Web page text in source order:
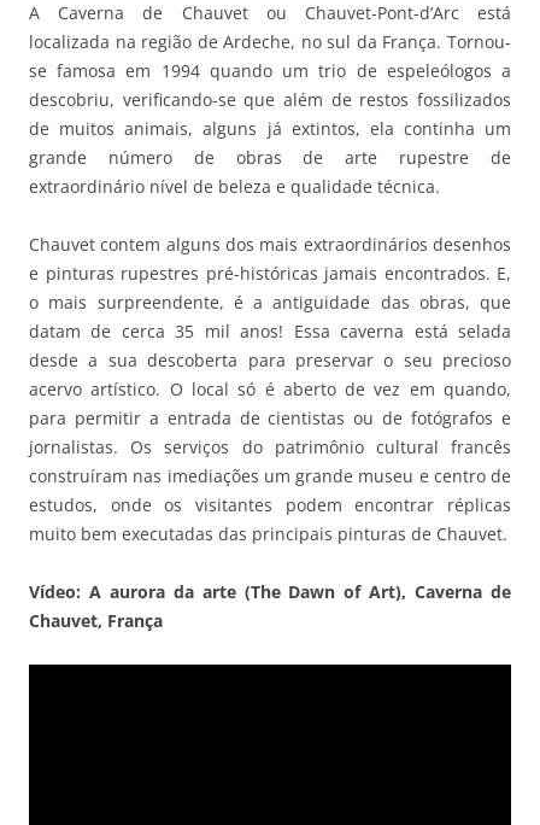
A Caverna de Chauvet ou Chauvet-Pont-d’Arc está
localizada na região de Ardeche, no sul da França. Tornou-
se famosa em 1994 quando um trio de espeleólogos a
descobriu, verificando-se que além de restos fossilizados
de muitos animais, alguns já extintos, ela continha um
grande número de obras de arte rupestre de
extraordinário nível de beleza e qualidade técnica.
Chauvet contem alguns dos mais extraordinários desenhos
e pinturas rupestres pré-históricas jamais encontrados. E,
o mais surpreendente, é a antiguidade das obras, que
datam de cerca 35 mil anos! Essa caverna está selada
desde a sua descoberta para preservar o seu precioso
acervo artístico. O local só é aberto de vez em quando,
para permitir a entrada de cientistas ou de fotógrafos e
jornalistas. Os serviços do patrimônio cultural francês
construíram nas imediações um grande museu e centro de
estudos, onde os visitantes podem encontrar réplicas
muito bem executadas das principais pinturas de Chauvet.
Vídeo: A aurora da arte (The Dawn of Art), Caverna de
Chauvet, França